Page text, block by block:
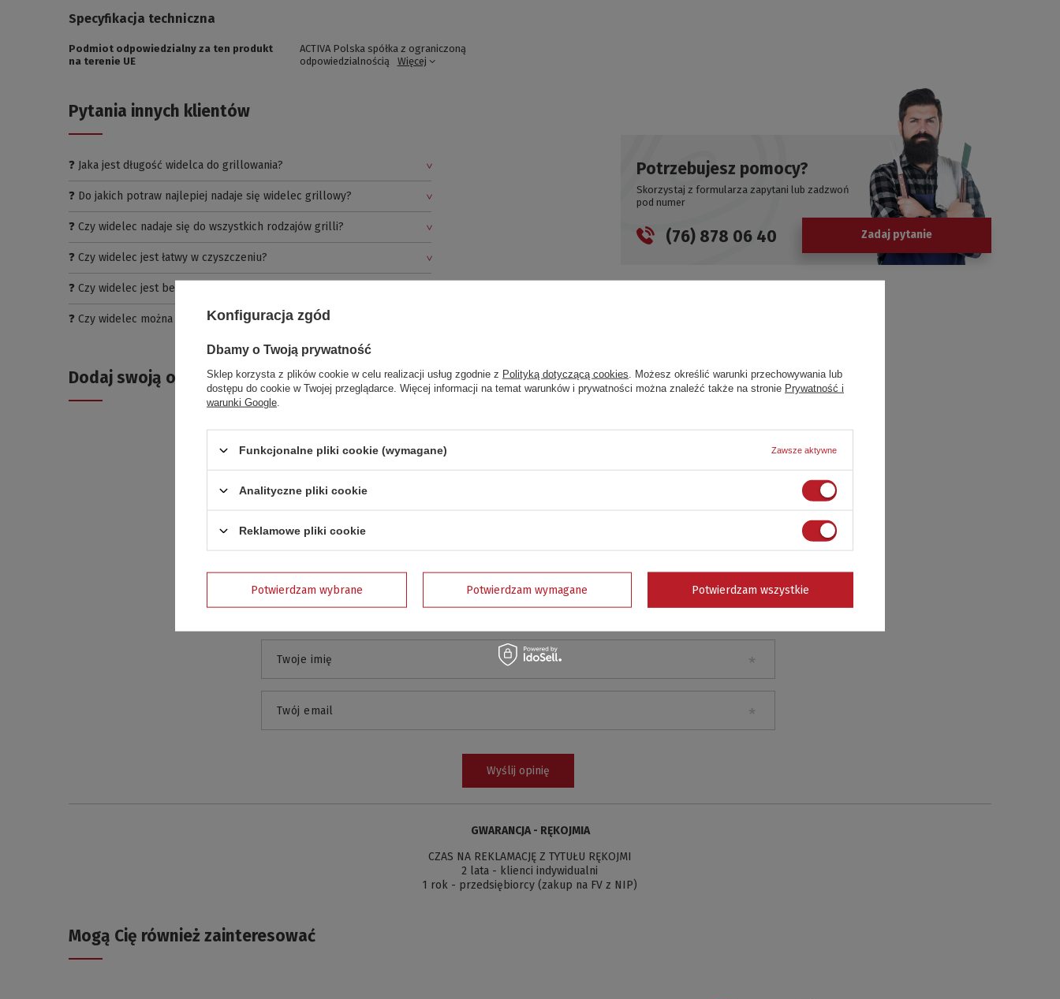
Specyfikacja techniczna
Podmiot odpowiedzialny za ten produkt
na terenie UE
ACTIVA Polska spółka z ograniczoną
odpowiedzialnością
Więcej
Pytania innych klientów
❓ Jaka jest długość widelca do grillowania?
❓ Do jakich potraw najlepiej nadaje się widelec grillowy?
❓ Czy widelec nadaje się do wszystkich rodzajów grilli?
❓ Czy widelec jest łatwy w czyszczeniu?
❓ Czy widelec jest bezpieczny w użytkowaniu?
❓ Czy widelec można używać również w kuchni?
Potrzebujesz pomocy?
Skorzystaj z formularza zapytani lub zadzwoń
pod numer
(76) 878 06 40 Zadaj pytanie
Dodaj swoją opinię
Treść twojej opinii
Dodaj własne zdjęcie produktu:
Twoje imię
Twój email
Wyślij opinię
GWARANCJA - RĘKOJMIA
CZAS NA REKLAMACJĘ Z TYTUŁU RĘKOJMI
2 lata - klienci indywidualni
1 rok - przedsiębiorcy (zakup na FV z NIP)
Mogą Cię również zainteresować
Konfiguracja zgód
Dbamy o Twoją prywatność
Sklep korzysta z plików cookie w celu realizacji usług zgodnie z Polityką dotyczącą cookies . Możesz określić warunki przechowywania lub
dostępu do cookie w Twojej przeglądarce. Więcej informacji na temat warunków i prywatności można znaleźć także na stronie Prywatność i
warunki Google
Funkcjonalne pliki cookie (wymagane) Zawsze aktywne
Analityczne pliki cookie
Reklamowe pliki cookie
Potwierdzam wybrane Potwierdzam wymagane Potwierdzam wszystkie